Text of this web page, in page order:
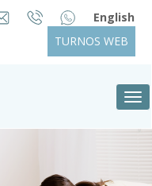
English
TURNOS WEB